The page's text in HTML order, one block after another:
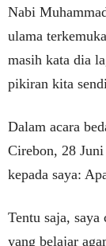
Nabi
ulama
masih kata dia
pikiran kita
Dalam acara
Cirebon, 28 Juni
kepada saya:
Tentu saja, saya
yang belajar